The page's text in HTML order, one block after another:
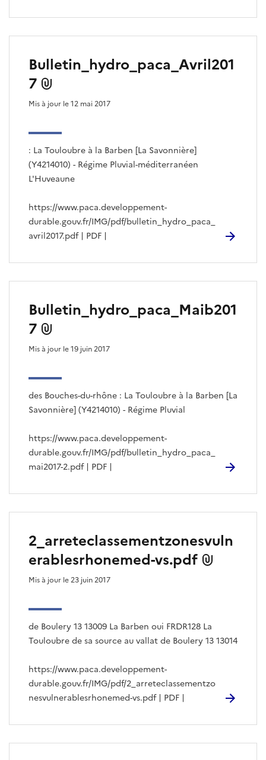
Bulletin_hydro_paca_Avril201
7
: La Touloubre à la Barben [La Savonnière]
(Y4214010) - Régime Pluvial-méditerranéen
L'Huveaune
Mis à jour le 12 mai 2017
https://www.paca.developpement-
durable.gouv.fr/IMG/pdf/bulletin_hydro_paca_
avril2017.pdf | PDF |
Bulletin_hydro_paca_Maib201
7
des Bouches-du-rhône : La Touloubre à la Barben [La
Savonnière] (Y4214010) - Régime Pluvial
Mis à jour le 19 juin 2017
https://www.paca.developpement-
durable.gouv.fr/IMG/pdf/bulletin_hydro_paca_
mai2017-2.pdf | PDF |
2_arreteclassementzonesvuln
erablesrhonemed-vs.pdf
de Boulery 13 13009 La Barben oui FRDR128 La
Touloubre de sa source au vallat de Boulery 13 13014
Mis à jour le 23 juin 2017
https://www.paca.developpement-
durable.gouv.fr/IMG/pdf/2_arreteclassementzo
nesvulnerablesrhonemed-vs.pdf | PDF |